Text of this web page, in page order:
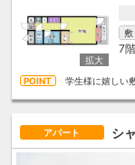
敷
7階
学生様に嬉しい
アパート シ